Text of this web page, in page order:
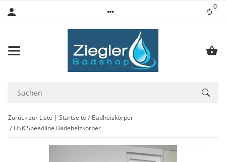
0
Zurück zur Liste Startseite
Badheizkörper
HSK Speedline Badeheizkörper